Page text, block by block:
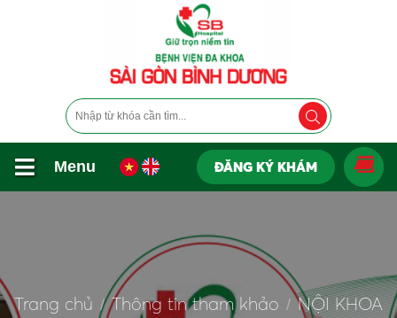
Menu ĐĂNG KÝ KHÁM
Trang chủ Thông tin tham khảo
NỘI KHOA